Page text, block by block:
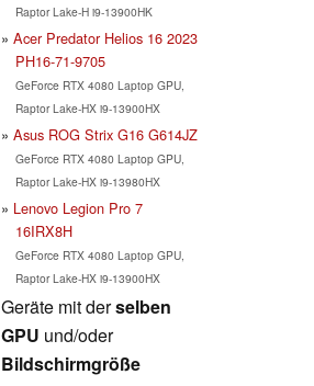
Raptor Lake-H i9-13900HK
Acer Predator Helios 16 2023
PH16-71-9705
GeForce RTX 4080 Laptop GPU,
Raptor Lake-HX i9-13900HX
Asus ROG Strix G16 G614JZ
GeForce RTX 4080 Laptop GPU,
Raptor Lake-HX i9-13980HX
Lenovo Legion Pro 7
16IRX8H
GeForce RTX 4080 Laptop GPU,
Raptor Lake-HX i9-13900HX
Geräte mit derselben
GPU und/oder
Bildschirmgröße